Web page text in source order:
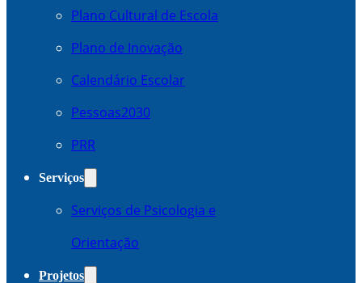
Plano Cultural de Escola
Plano de Inovação
Calendário Escolar
Pessoas2030
PRR
Serviços
Serviços de Psicologia e
Orientação
Projetos